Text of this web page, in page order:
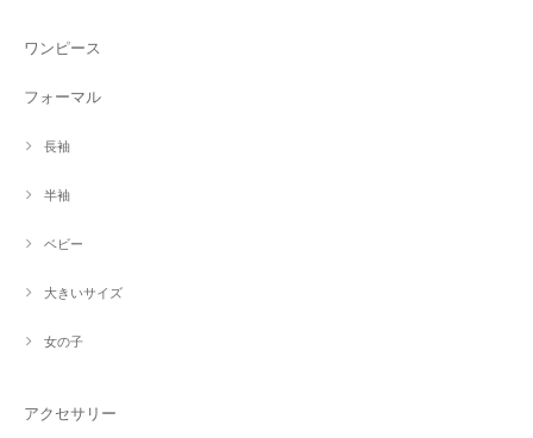
ワンピース
フォーマル
長袖
半袖
ベビー
大きいサイズ
女の子
アクセサリー